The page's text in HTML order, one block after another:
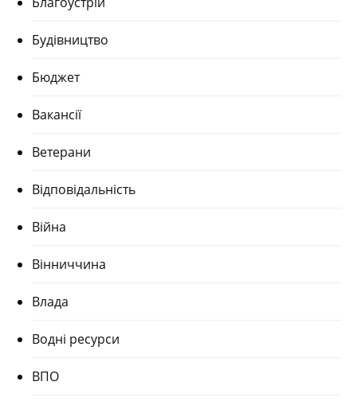
Будівництво
Бюджет
Вакансії
Ветерани
Відповідальність
Війна
Вінниччина
Влада
Водні ресурси
ВПО